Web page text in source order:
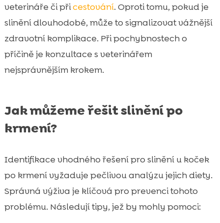
veterináře či přicestování. Oproti tomu, pokud je
slinění dlouhodobé, může to signalizovat vážnější
zdravotní komplikace. Při pochybnostech o
příčině je konzultace s veterinářem
nejsprávnějším krokem.
Jak můžeme řešit slinění po
krmení?
Identifikace vhodného řešení pro slinění u koček
po krmení vyžaduje pečlivou analýzu jejich diety.
Správná výživa je klíčová pro prevenci tohoto
problému. Následují tipy, jež by mohly pomoci: